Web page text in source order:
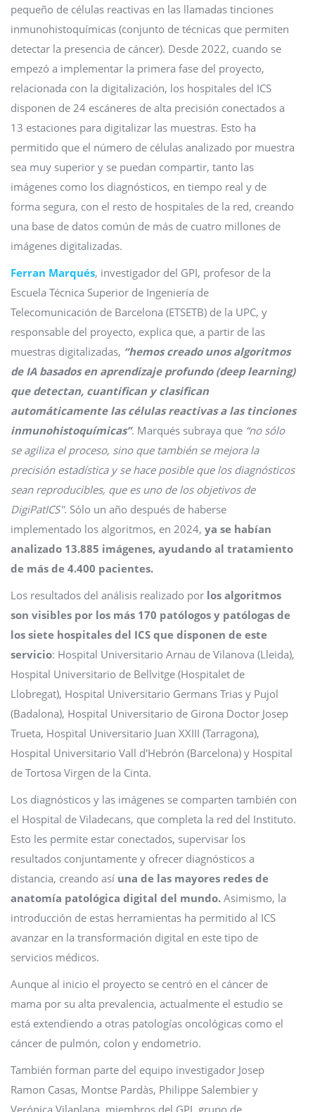
pequeño de células reactivas en las llamadas tinciones
inmunohistoquímicas (conjunto de técnicas que permiten
detectar la presencia de cáncer). Desde 2022, cuando se
empezó a implementar la primera fase del proyecto,
relacionada con la digitalización, los hospitales del ICS
disponen de 24 escáneres de alta precisión conectados a
13 estaciones para digitalizar las muestras. Esto ha
permitido que el número de células analizado por muestra
sea muy superior y se puedan compartir, tanto las
imágenes como los diagnósticos, en tiempo real y de
forma segura, con el resto de hospitales de la red, creando
una base de datos común de más de cuatro millones de
imágenes digitalizadas.
Ferran Marqués, investigador del GPI, profesor de la
Escuela Técnica Superior de Ingeniería de
Telecomunicación de Barcelona (ETSETB) de la UPC, y
responsable del proyecto, explica que, a partir de las
muestras digitalizadas, “hemos creado unos algoritmos
de IA basados en aprendizaje profundo (deep learning)
que detectan, cuantifican y clasifican
automáticamente las células reactivas a las tinciones
inmunohistoquímicas”. Marqués subraya que “no sólo
se agiliza el proceso, sino que también se mejora la
precisión estadística y se hace posible que los diagnósticos
sean reproducibles, que es uno de los objetivos de
DigiPatICS". Sólo un año después de haberse
implementado los algoritmos, en 2024, ya se habían
analizado 13.885 imágenes, ayudando al tratamiento
de más de 4.400 pacientes.
Los resultados del análisis realizado por los algoritmos
son visibles por los más 170 patólogos y patólogas de
los siete hospitales del ICS que disponen de este
servicio: Hospital Universitario Arnau de Vilanova (Lleida),
Hospital Universitario de Bellvitge (Hospitalet de
Llobregat), Hospital Universitario Germans Trias y Pujol
(Badalona), Hospital Universitario de Girona Doctor Josep
Trueta, Hospital Universitario Juan XXIII (Tarragona),
Hospital Universitario Vall d'Hebrón (Barcelona) y Hospital
de Tortosa Virgen de la Cinta.
Los diagnósticos y las imágenes se comparten también con
el Hospital de Viladecans, que completa la red del Instituto.
Esto les permite estar conectados, supervisar los
resultados conjuntamente y ofrecer diagnósticos a
distancia, creando así una de las mayores redes de
anatomía patológica digital del mundo. Asimismo, la
introducción de estas herramientas ha permitido al ICS
avanzar en la transformación digital en este tipo de
servicios médicos.
Aunque al inicio el proyecto se centró en el cáncer de
mama por su alta prevalencia, actualmente el estudio se
está extendiendo a otras patologías oncológicas como el
cáncer de pulmón, colon y endometrio.
También forman parte del equipo investigador Josep
Ramon Casas, Montse Pardàs, Philippe Salembier y
Verónica Vilaplana, miembros del GPI, grupo de